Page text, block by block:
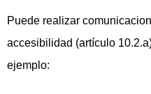
Puede realizar
accesibilidad (artículo
ejemplo: